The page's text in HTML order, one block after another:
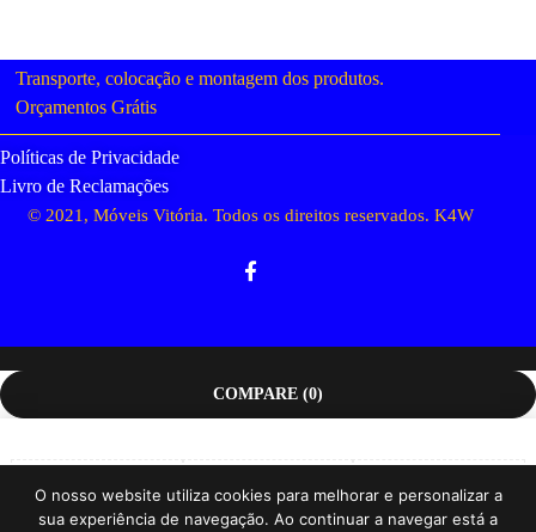
Transporte, colocação e montagem dos produtos.
Orçamentos Grátis
Políticas de Privacidade
Livro de Reclamações
© 2021, Móveis Vitória. Todos os direitos reservados. K4W
COMPARE (0)
O nosso website utiliza cookies para melhorar e personalizar a
sua experiência de navegação. Ao continuar a navegar está a